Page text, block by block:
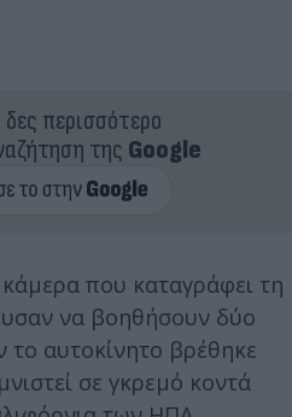
δες περισσότερο
της Google
κάμερα που καταγράφει τη
να βοηθήσουν δύο
αυτοκίνητο βρέθηκε
σε γκρεμό κοντά